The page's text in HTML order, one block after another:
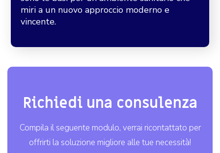
miri a un nuovo approccio moderno e
vincente.
Richiedi una consulenza
Compila il seguente modulo, verrai ricontattato per
offrirti la soluzione migliore alle tue necessità!